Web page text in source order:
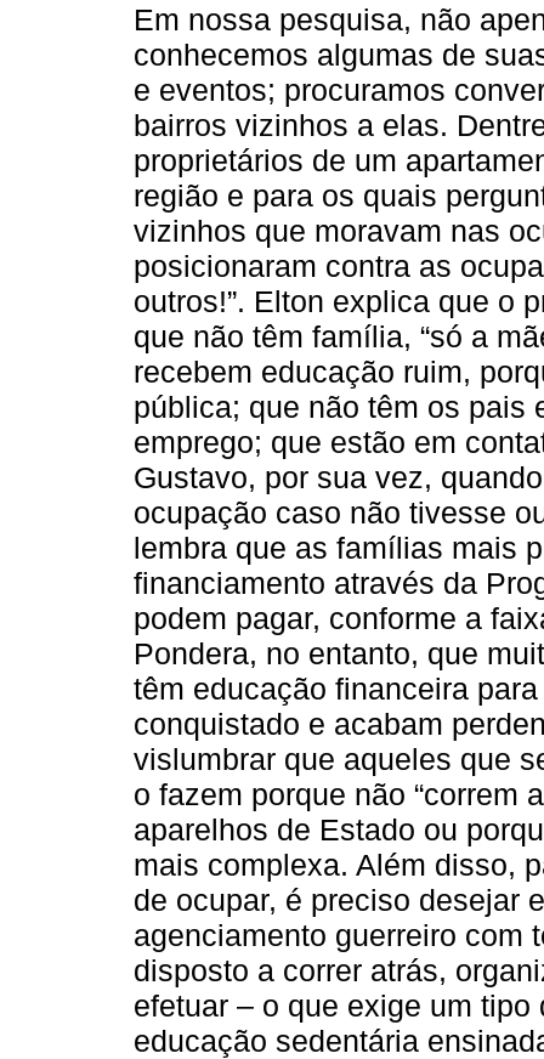
Em nossa pesquisa, não
conhecemos algumas de
e eventos; procuramos
bairros vizinhos a elas.
proprietários de um
região e para os quais
vizinhos que moravam nas
posicionaram contra as
outros!”. Elton explica que o
que não têm família, “só a
recebem educação ruim,
pública; que não têm os pais
emprego; que estão em
Gustavo, por sua vez,
ocupação caso não tivesse
lembra que as famílias mais
financiamento através da
podem pagar, conforme a
Pondera, no entanto, que
têm educação financeira
conquistado e acabam
vislumbrar que aqueles que
o fazem porque não “correm
aparelhos de Estado ou
mais complexa. Além disso,
de ocupar, é preciso desejar
agenciamento guerreiro com
disposto a correr atrás,
efetuar – o que exige um
educação sedentária